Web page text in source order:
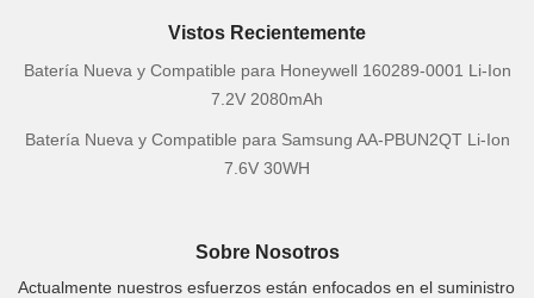
Vistos Recientemente
Batería Nueva y Compatible para Honeywell 160289-0001 Li-Ion
7.2V 2080mAh
Batería Nueva y Compatible para Samsung AA-PBUN2QT Li-Ion
7.6V 30WH
Sobre Nosotros
Actualmente nuestros esfuerzos están enfocados en el suministro